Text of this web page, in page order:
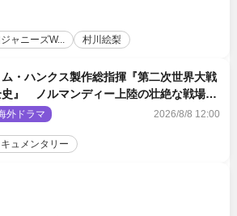
ャニーズW... 村川絵梨
・ハンクス製作総指揮『第二次世界大戦
』 ノルマンディー上陸の壮絶な戦場を
た特別映像解禁
外ドラマ 2026/8/8 12:00
キュメンタリー